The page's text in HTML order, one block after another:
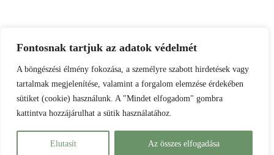
Fontosnak tartjuk az adatok védelmét
A böngészési élmény fokozása, a személyre szabott hirdetések vagy
tartalmak megjelenítése, valamint a forgalom elemzése érdekében
sütiket (cookie) használunk. A "Mindet elfogadom" gombra
kattintva hozzájárulhat a sütik használatához.
Elutasít Az összes elfogadása